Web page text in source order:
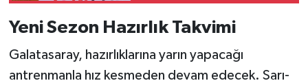
Yeni Sezon Hazırlık Takvimi
Galatasaray, hazırlıklarına yarın yapacağı
antrenmanla hız kesmeden devam edecek. Sarı-